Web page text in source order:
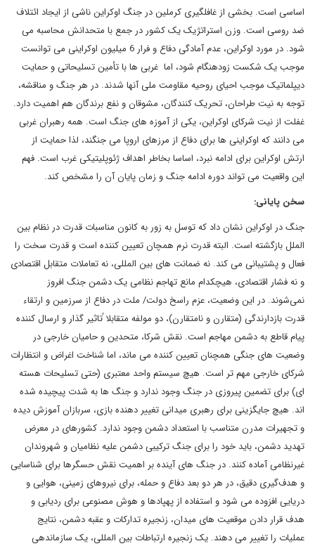
اساسی است. بخشی از غافلگیری کرملین در جنگ اوکراین ناشی از ایجاد ائتلاف
ضد روسی است. وزن استراتژیک یک کشور در جمع با متحدانش محاسبه می
شود. در مورد اوکراین، عدم آمادگی دفاع و فرار 6 میلیون اوکراینی می توانست
موجب یک شکست زودهنگام شود، اما غربی ها با تأمین تسلیحاتی و حمایت
دیپلماتیک موجب احیای روحیه مقاومت ملی آنها شدند. در هر جنگ و مناقشه،
توجه به نیت طراحان، تحریک کنندگان، مشوقان و نفع برندگان هم اهمیت دارد.
غفلت از نیت شرکای اوکراین، یکی از آموزه های جنگ است. همه رهبران غربی
می دانند که اوکراینی ها برای دفاع از مرزهای اروپا می جنگند، لذا حمایت از
ارتش اوکراین برای ادامه نبرد، اساسا بخاطر اهداف ژئوپلیتیکی غرب است. فهم
این واقعیت می تواند دوره ادامه جنگ و زمان پایان آن را مشخص کند.
سخن پایانی:
جنگ در اوکراین نشان داد که توسل به زور به کانون مناسبات قدرت در نظام بین
الملل بازگشته است. البته قدرت نرم همچان تعیین کننده است و قدرت سخت را
فعال و پشتیبانی می کند. نه ضمانت های بین المللی، نه تعاملات متقابل اقتصادی
و نه فشار اقتصادی، هیچکدام مانع تهاجم نظامی یک دشمن جنگ افروز
نمی‌شوند. در این وضعیت، عزم راسخ دولت/ ملت در دفاع از سرزمین و ارتقاء
قدرت بازدارندگی (متقارن و نامتقارن)، دو مولفه متقابلا ًتاثیر گذار و ارسال کننده
پیام قاطع به دشمن مهاجم است. نقش شرکا، متحدین و حامیان خارجی در
وضعیت های جنگی همچنان تعیین کننده می ماند، اما شناخت اغراض و انتظارات
شرکای خارجی مهم تر است. هیچ سیستم واحد معتبری (حتی تسلیحات هسته
ای) برای تضمین پیروزی در جنگ وجود ندارد و جنگ ها به شدت پیچیده شده
اند. هیچ جایگزینی برای رهبری میدانی تغییر دهنده بازی، سربازان آموزش دیده
و تجهیرات مدرن متناسب با استعداد دشمن وجود ندارد. کشورهای در معرض
تهدید دشمن، باید خود را برای جنگ ترکیبی دشمن علیه نظامیان و شهروندان
غیرنظامی آماده کنند. در جنگ های آینده بر اهمیت نقش حسگرها برای شناسایی
و هدف‌گیری دقیق، در هر دو بعد دفاع و حمله، برای نیروهای زمینی، هوایی و
دریایی افزوده می شود و استفاده از پهپادها و هوش مصنوعی برای ردیابی و
هدف قرار دادن موقعیت های میدان، زنجیره تدارکات و عقبه دشمن، نتایج
عملیات را تغییر می دهند. یک زنجیره ارتباطات بین المللی، یک سازماندهی